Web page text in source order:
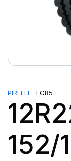
PIRELLI - FG85
152/